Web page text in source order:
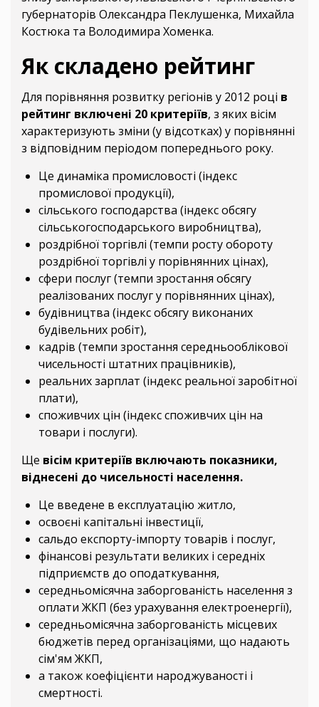
губернаторів Олександра Пеклушенка, Михайла
Костюка та Володимира Хоменка.
Як складено рейтинг
Для порівняння розвитку регіонів у 2012 році в
рейтинг включені 20 критеріїв, з яких вісім
характеризують зміни (у відсотках) у порівнянні
з відповідним періодом попереднього року.
Це динаміка промисловості (індекс
промислової продукції),
сільського господарства (індекс обсягу
сільськогосподарського виробництва),
роздрібної торгівлі (темпи росту обороту
роздрібної торгівлі у порівнянних цінах),
сфери послуг (темпи зростання обсягу
реалізованих послуг у порівнянних цінах),
будівництва (індекс обсягу виконаних
будівельних робіт),
кадрів (темпи зростання середньооблікової
чисельності штатних працівників),
реальних зарплат (індекс реальної заробітної
плати),
споживчих цін (індекс споживчих цін на
товари і послуги).
Ще вісім критеріїв включають показники,
віднесені до чисельності населення.
Це введене в експлуатацію житло,
освоєні капітальні інвестиції,
сальдо експорту-імпорту товарів і послуг,
фінансові результати великих і середніх
підприємств до оподаткування,
середньомісячна заборгованість населення з
оплати ЖКП (без урахування електроенергії),
середньомісячна заборгованість місцевих
бюджетів перед організаціями, що надають
сім'ям ЖКП,
а також коефіцієнти народжуваності і
смертності.